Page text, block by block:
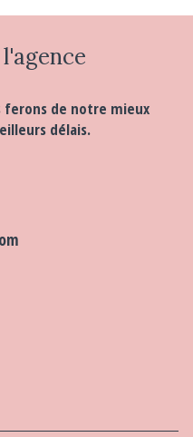
ferons de notre mieux
délais.